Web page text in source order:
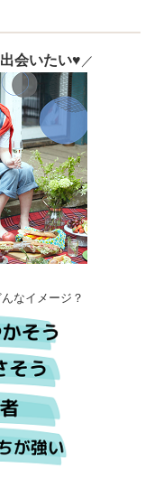
会いたい♥ ／
なイメージ？